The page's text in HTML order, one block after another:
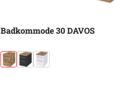
Badkommode 30 DAVOS